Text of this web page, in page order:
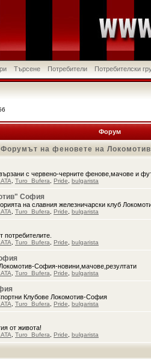
Търсене Потребители Потребителски
Форум
Форумът на феновете на
с червено-черните фенове,мачове и
Turo_Bufera Pride bulgarista
София
на славния железничарски клуб
Turo_Bufera Pride bulgarista
потребителите.
Turo_Bufera Pride bulgarista
София-новини,мачове,резултати
Turo_Bufera Pride bulgarista
Клубове Локомотив-София
Turo_Bufera Pride bulgarista
от живота!
Turo_Bufera Pride bulgarista